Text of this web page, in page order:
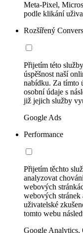
Meta-Pixel,
podle klikání
Rozšířený
Přijetím této
úspěšnost naší
nabídku. Za tímto
osobní údaje s
již jejich služby
Google Ads
Performance
Přijetím těchto
analyzovat
webových
webových stránek
uživatelské
tomto webu
Google Analytics,